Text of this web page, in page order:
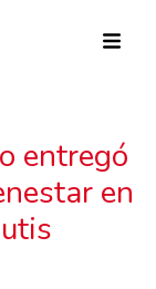
entregó
en